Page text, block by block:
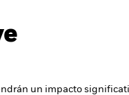
un impacto